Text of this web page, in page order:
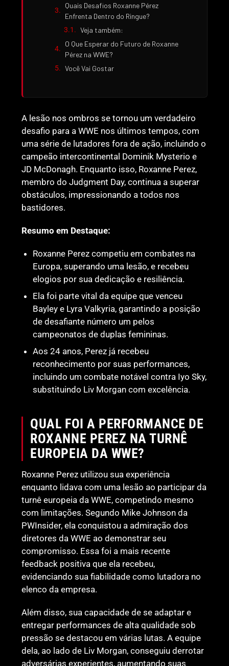
Quais Desafios Roxanne Pérez
Enfrenta Dentro do Ringue?
Veja também:
O Que Esperar do Futuro de Roxanne
Pérez na WWE?
Você Vai Gostar
A lesão nos ombros se tornou um verdadeiro
desafio para a WWE nos últimos tempos, com
uma série de lutadores fora de ação, incluindo o
campeão intercontinental Dominik Mysterio e
JD McDonagh. Enquanto isso, Roxanne Perez,
membro do Judgment Day, continua a superar
obstáculos, impressionando a todos nos
bastidores.
Resumo em Destaque:
Roxanne Perez competiu em combates na
Europa, superando uma lesão, e recebeu
elogios por sua dedicação e resiliência.
Ela foi parte vital da equipe que venceu
Bayley e Lyra Valkyria, garantindo a posição
de desafiante número um pelos
campeonatos de duplas femininas.
Aos 24 anos, Perez já recebeu
reconhecimento por suas performances,
incluindo um combate notável contra Iyo Sky,
substituindo Liv Morgan com excelência.
QUAL FOI A PERFORMANCE DE
ROXANNE PEREZ NA TURNÊ
EUROPEIA DA WWE?
Roxanne Perez utilizou sua experiência
enquanto lidava com uma lesão ao participar da
turnê europeia da WWE, competindo mesmo
com limitações. Segundo Mike Johnson da
PWInsider, ela conquistou a admiração dos
diretores da WWE ao demonstrar seu
compromisso. Essa foi a mais recente
feedback positiva que ela recebeu,
evidenciando sua fiabilidade como lutadora no
elenco da empresa.
Além disso, sua capacidade de se adaptar e
entregar performances de alta qualidade sob
pressão se destacou em várias lutas. A equipe
dela, ao lado de Liv Morgan, conseguiu derrotar
adversárias experientes, aumentando suas